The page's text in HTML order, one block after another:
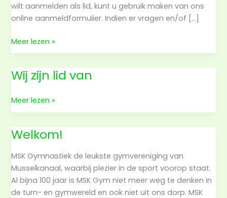
wilt aanmelden als lid, kunt u gebruik maken van ons
online aanmeldformulier. Indien er vragen en/of […]
Gratis
proeflessen
Meer lezen »
Wij zijn lid van
Wij
zijn
van
Meer lezen »
Welkom!
MSK Gymnastiek de leukste gymvereniging van
Musselkanaal, waarbij plezier in de sport voorop staat.
Al bijna 100 jaar is MSK Gym niet meer weg te denken in
de turn- en gymwereld en ook niet uit ons dorp. MSK